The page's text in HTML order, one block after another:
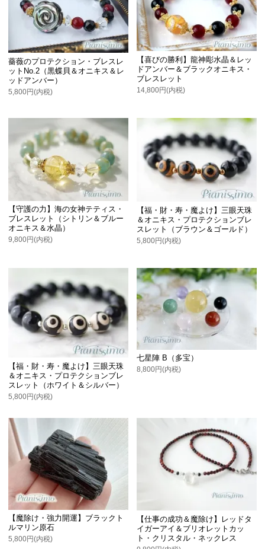
薔薇のプロテクション・ブレスレ
ットNo.2（黒蝶貝＆オニキス＆レ
ッドアンバー）
5,800円(内税)
【喜びの勝利】龍神彫水晶＆レッ
ドアンバー＆ブラックオニキス・
ブレスレット
14,800円(内税)
【守護の力】海の女神テティス・
ブレスレット（シトリン＆ブルー
オニキス＆水晶）
9,800円(内税)
【福・財・寿・魔よけ】三眼天珠
＆オニキス・プロテクションブレ
スレット（ブラウン＆ゴールド）
5,800円(内税)
【福・財・寿・魔よけ】三眼天珠
＆オニキス・プロテクションブレ
スレット（ホワイト＆シルバー）
5,800円(内税)
七星陣 B（多宝）
8,800円(内税)
【魔除け・強力開運】ブラックト
ルマリン原石
5,800円(内税)
【仕事の成功＆魔除け】レッドタ
イガーアイ＆ブリオレットカッ
ト・クリスタル・ネックレス